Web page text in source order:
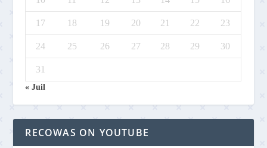
17 18 19 20 21 22 23
24 25 26 27 28 29 30
31
« Juil
RECOWAS ON YOUTUBE